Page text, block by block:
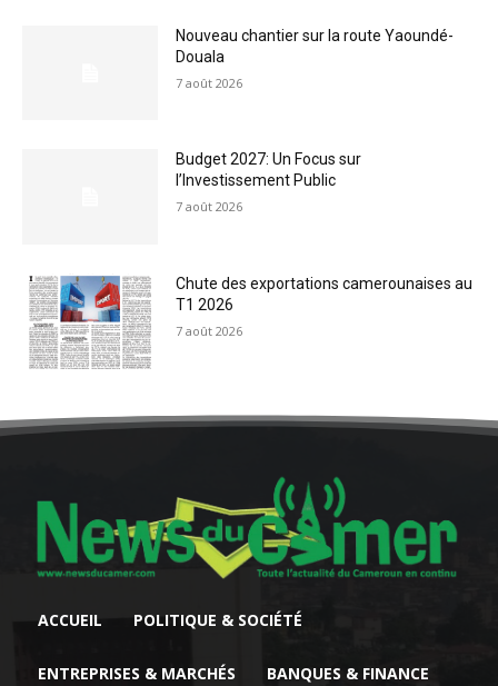
Nouveau chantier sur la route Yaoundé-
Douala
7 août 2026
Budget 2027: Un Focus sur
l’Investissement Public
7 août 2026
Chute des exportations camerounaises au
T1 2026
7 août 2026
ACCUEIL POLITIQUE & SOCIÉTÉ
ENTREPRISES & MARCHÉS BANQUES & FINANCE